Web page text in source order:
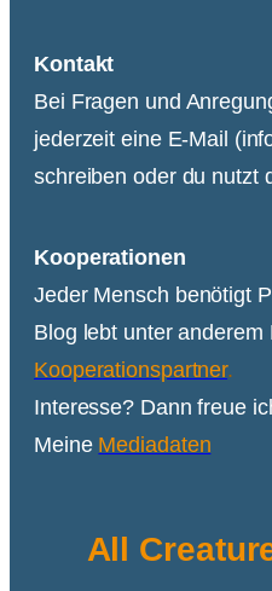
Kontakt
Bei Fragen und
jederzeit eine E-Mail
schreiben oder du nutzt
Kooperationen
Jeder Mensch benötigt
Blog lebt unter anderem
Kooperationspartner.
Interesse? Dann freue
Meine Mediadaten
All